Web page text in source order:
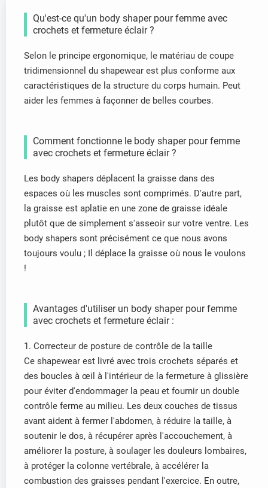
Qu'est-ce qu'un body shaper pour femme avec
crochets et fermeture éclair ?
Selon le principe ergonomique, le matériau de coupe
tridimensionnel du shapewear est plus conforme aux
caractéristiques de la structure du corps humain. Peut
aider les femmes à façonner de belles courbes.
Comment fonctionne le body shaper pour femme
avec crochets et fermeture éclair ?
Les body shapers déplacent la graisse dans des
espaces où les muscles sont comprimés. D'autre part,
la graisse est aplatie en une zone de graisse idéale
plutôt que de simplement s'asseoir sur votre ventre. Les
body shapers sont précisément ce que nous avons
toujours voulu ; Il déplace la graisse où nous le voulons
!
Avantages d'utiliser un body shaper pour femme
avec crochets et fermeture éclair :
1. Correcteur de posture de contrôle de la taille
Ce shapewear est livré avec trois crochets séparés et
des boucles à œil à l'intérieur de la fermeture à glissière
pour éviter d'endommager la peau et fournir un double
contrôle ferme au milieu. Les deux couches de tissus
avant aident à fermer l'abdomen, à réduire la taille, à
soutenir le dos, à récupérer après l'accouchement, à
améliorer la posture, à soulager les douleurs lombaires,
à protéger la colonne vertébrale, à accélérer la
combustion des graisses pendant l'exercice. En outre,